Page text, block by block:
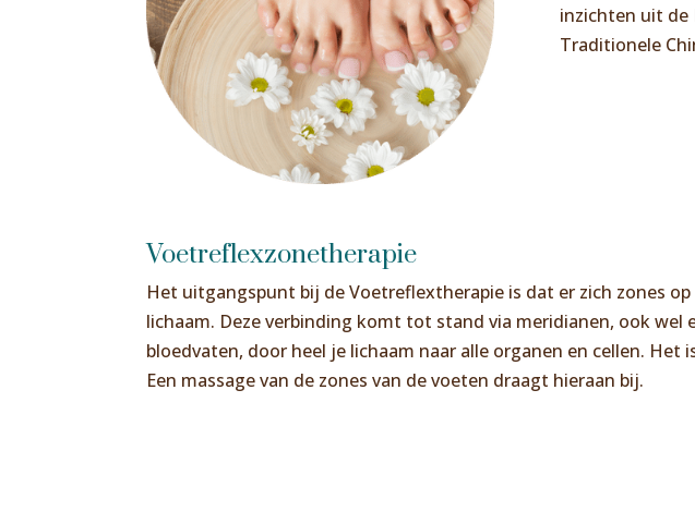
inzichten uit de
Traditionele
Voetreflexzonetherapie
Het uitgangspunt bij de Voetreflextherapie is dat er zich zones
lichaam. Deze verbinding komt tot stand via meridianen, ook wel
bloedvaten, door heel je lichaam naar alle organen en cellen.
Een massage van de zones van de voeten draagt hieraan bij.